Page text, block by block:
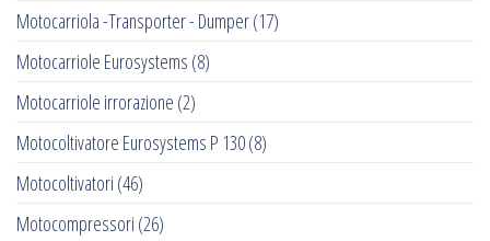
Motocarriola -Transporter - Dumper(17)
Motocarriole Eurosystems (8)
Motocarriole irrorazione (2)
Motocoltivatore Eurosystems P 130(8)
Motocoltivatori (46)
Motocompressori (26)